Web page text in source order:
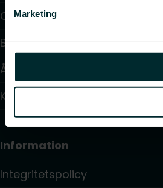
Marketing
Om oss
Blogg: Inspiration och insikter
Återförsäljare
Kontakt
Information
Integritetspolicy